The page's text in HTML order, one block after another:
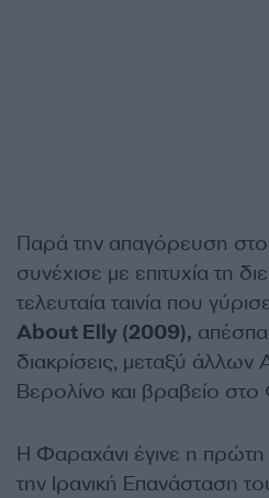
Παρά την απαγόρευση
συνέχισε με επιτυχία τη
τελευταία ταινία που
About Elly (2009),
διακρίσεις, μεταξύ
Βερολίνο και βραβείο
Η Φαραχάνι έγινε η
την Ιρανική Επανάσταση